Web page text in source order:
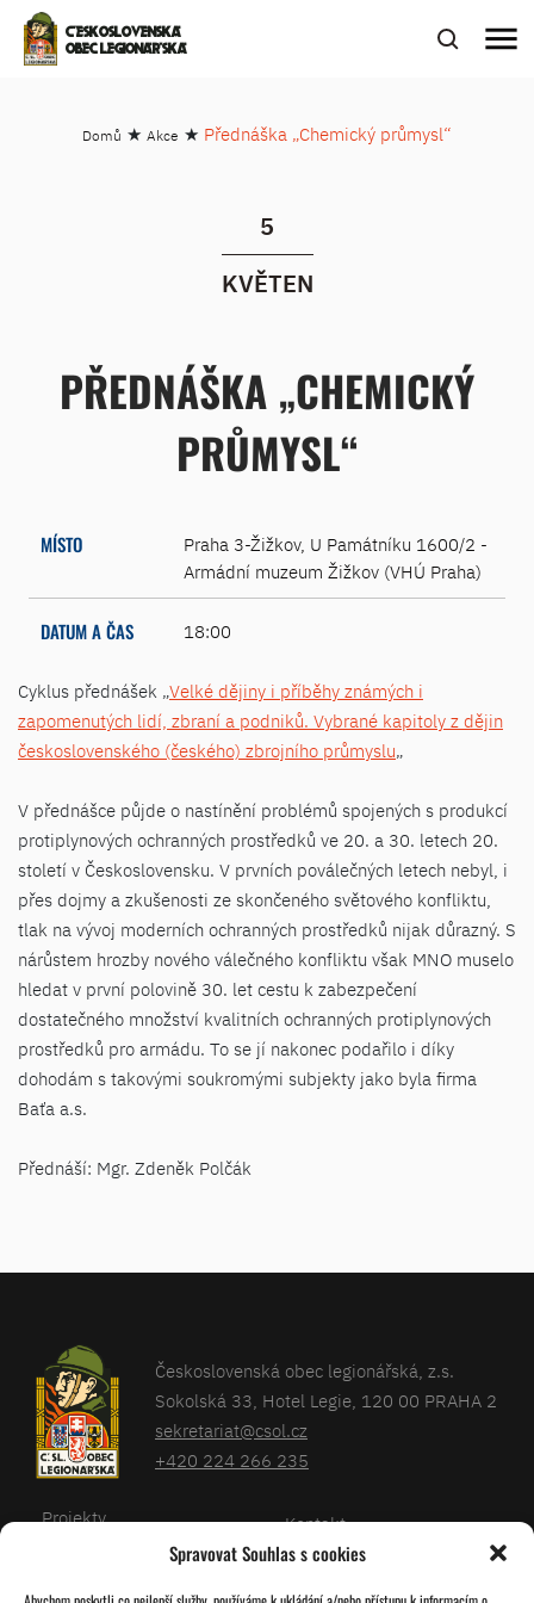
Spravovat Souhlas s cookies
ČESKOSLOVENSKÁ
OBEC LEGIONÁŘSKÁ
menu
Domů ★ Akce ★ Přednáška „Chemický průmysl“
5
KVĚTEN
PŘEDNÁŠKA „CHEMICKÝ
PRŮMYSL“
MÍSTO
Praha 3-Žižkov, U Památníku 1600/2 -
Armádní muzeum Žižkov (VHÚ Praha)
DATUM A ČAS 18:00
Cyklus přednášek „Velké dějiny i příběhy známých i
zapomenutých lidí, zbraní a podniků. Vybrané kapitoly z dějin
československého (českého) zbrojního průmyslu„
V přednášce půjde o nastínění problémů spojených s produkcí
protiplynových ochranných prostředků ve 20. a 30. letech 20.
století v Československu. V prvních poválečných letech nebyl, i
přes dojmy a zkušenosti ze skončeného světového konfliktu,
tlak na vývoj moderních ochranných prostředků nijak důrazný. S
nárůstem hrozby nového válečného konfliktu však MNO muselo
hledat v první polovině 30. let cestu k zabezpečení
dostatečného množství kvalitních ochranných protiplynových
prostředků pro armádu. To se jí nakonec podařilo i díky
dohodám s takovými soukromými subjekty jako byla firma
Baťa a.s.
Přednáší: Mgr. Zdeněk Polčák
Československá obec legionářská, z.s.
Sokolská 33, Hotel Legie, 120 00 PRAHA 2
sekretariat@csol.cz
+420 224 266 235
Projekty
Kontakt
Databáze legionářů